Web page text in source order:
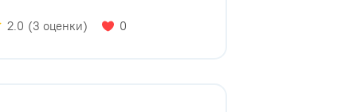
2.0 (3 оценки) 0